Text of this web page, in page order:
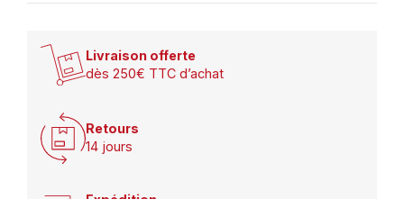
Livraison offerte
dès 250€ TTC d’achat
Retours
14 jours